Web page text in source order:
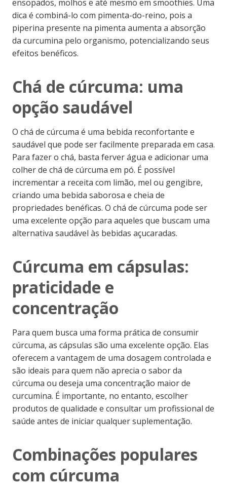
ensopados, molhos e até mesmo em smoothies. Uma
dica é combiná-lo com pimenta-do-reino, pois a
piperina presente na pimenta aumenta a absorção
da curcumina pelo organismo, potencializando seus
efeitos benéficos.
Chá de cúrcuma: uma
opção saudável
O chá de cúrcuma é uma bebida reconfortante e
saudável que pode ser facilmente preparada em casa.
Para fazer o chá, basta ferver água e adicionar uma
colher de chá de cúrcuma em pó. É possível
incrementar a receita com limão, mel ou gengibre,
criando uma bebida saborosa e cheia de
propriedades benéficas. O chá de cúrcuma pode ser
uma excelente opção para aqueles que buscam uma
alternativa saudável às bebidas açucaradas.
Cúrcuma em cápsulas:
praticidade e
concentração
Para quem busca uma forma prática de consumir
cúrcuma, as cápsulas são uma excelente opção. Elas
oferecem a vantagem de uma dosagem controlada e
são ideais para quem não aprecia o sabor da
cúrcuma ou deseja uma concentração maior de
curcumina. É importante, no entanto, escolher
produtos de qualidade e consultar um profissional de
saúde antes de iniciar qualquer suplementação.
Combinações populares
com cúrcuma